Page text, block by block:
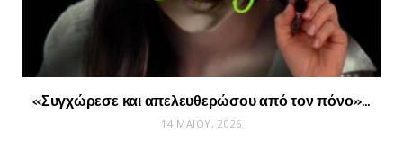
«Συγχώρεσε και απελευθερώσου από τον πόνο»…
14 ΜΑΪ́ΟΥ, 2026